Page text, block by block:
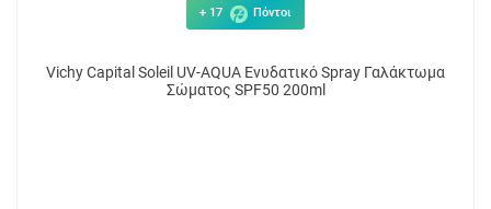
+ 17 Πόντοι
Vichy Capital Soleil UV-AQUA Ενυδατικό Spray Γαλάκτωμα
Σώματος SPF50 200ml